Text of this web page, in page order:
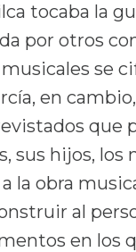
tocaba la
por otros
se
en
que
sus hijos, los
la obra
al
en los